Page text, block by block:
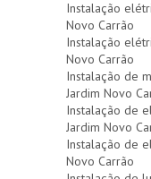
Instalação
Novo Carrão
Instalação
Novo Carrão
Instalação de
Jardim Novo
Instalação de
Jardim Novo
Instalação de
Novo Carrão